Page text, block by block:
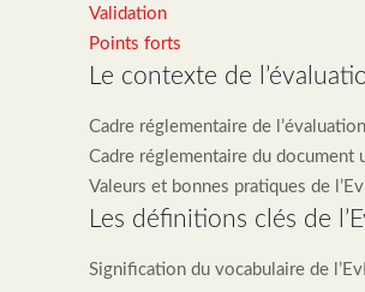
Validation
Points forts
Le contexte de
Cadre réglementaire de
Cadre réglementaire du document
Valeurs et bonnes pratiques de
Les définitions clés de
Signification du vocabulaire de